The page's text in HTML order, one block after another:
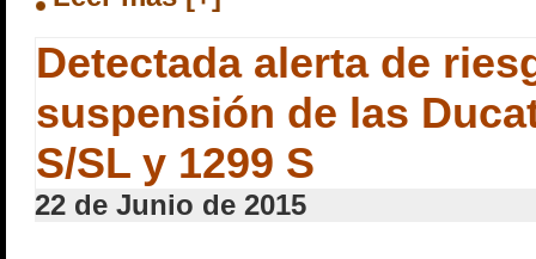
Detectada alerta de
suspensión de las
S/SL y 1299 S
22 de Junio de 2015